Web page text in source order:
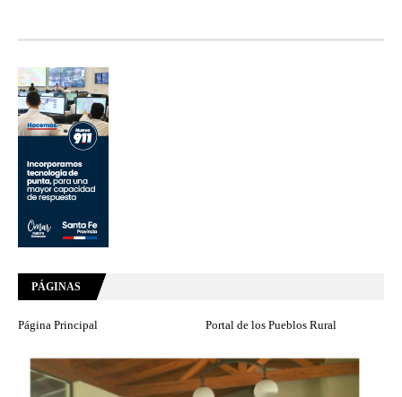
PÁGINAS
Página Principal Portal de los Pueblos Rural